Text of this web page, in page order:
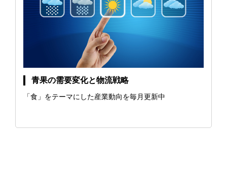
青果の需要変化と物流戦略
「食」をテーマにした産業動向を毎月更新中